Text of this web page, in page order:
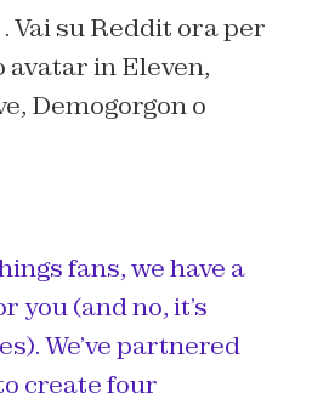
Vai su Reddit ora per
in Eleven,
Demogorgon o
fans, we have a
you (and no, it’s
We’ve partnered
create four